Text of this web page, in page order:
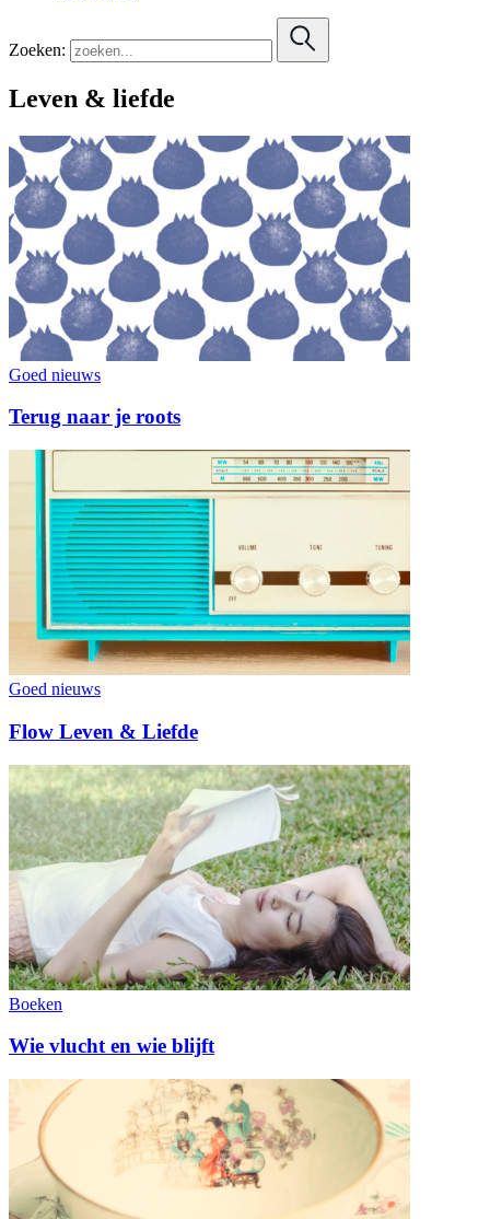
Zoeken:
Leven & liefde
Goed nieuws
Terug naar je roots
Goed nieuws
Flow Leven & Liefde
Boeken
Wie vlucht en wie blijft